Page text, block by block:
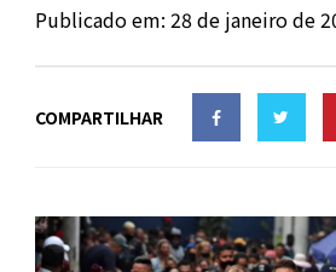
Publicado em: 28 de janeiro de
COMPARTILHAR